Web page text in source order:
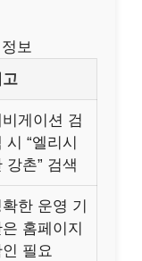
보
고
비게이션 검
시 “엘리시
강촌” 검색
한 운영 기
홈페이지
인 필요